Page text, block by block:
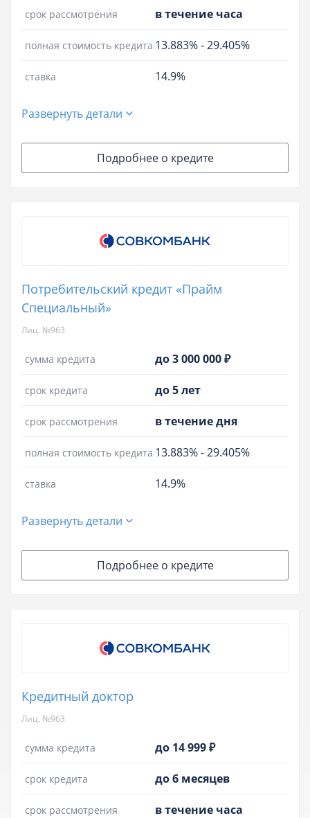
срок рассмотрения в течение часа
полная стоимость кредита 13.883%-29.405%
ставка 14.9%
Развернуть детали
Подробнее о кредите
Потребительский кредит «Прайм
Специальный»
Лиц. №963
сумма кредита до 3 000 000 ₽
срок кредита до 5 лет
срок рассмотрения в течение дня
полная стоимость кредита 13.883%-29.405%
ставка 14.9%
Развернуть детали
Подробнее о кредите
Кредитный доктор
Лиц. №963
сумма кредита до 14 999 ₽
срок кредита до 6 месяцев
срок рассмотрения в течение часа